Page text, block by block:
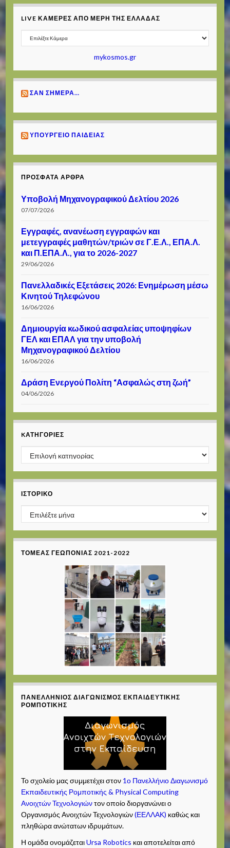
LIVE ΚΆΜΕΡΕΣ ΑΠΌ ΜΈΡΗ ΤΗΣ ΕΛΛΆΔΑΣ
mykosmos.gr
ΣΑΝ ΣΉΜΕΡΑ…
ΥΠΟΥΡΓΕΊΟ ΠΑΙΔΕΊΑΣ
ΠΡΌΣΦΑΤΑ ΆΡΘΡΑ
Υποβολή Μηχανογραφικού Δελτίου 2026
07/07/2026
Εγγραφές, ανανέωση εγγραφών και
μετεγγραφές μαθητών/τριών σε Γ.Ε.Λ., ΕΠΑ.Λ.
και Π.ΕΠΑ.Λ., για το 2026-2027
29/06/2026
Πανελλαδικές Εξετάσεις 2026: Ενημέρωση μέσω
Κινητού Τηλεφώνου
16/06/2026
Δημιουργία κωδικού ασφαλείας υποψηφίων
ΓΕΛ και ΕΠΑΛ για την υποβολή
Μηχανογραφικού Δελτίου
16/06/2026
Δράση Ενεργού Πολίτη “Ασφαλώς στη ζωή”
04/06/2026
KΑΤΗΓΟΡΊΕΣ
Kατηγορίες
ΙΣΤΟΡΙΚΌ
Ιστορικό
ΤΟΜΈΑΣ ΓΕΩΠΟΝΊΑΣ 2021-2022
ΠΑΝΕΛΛΉΝΙΟΣ ΔΙΑΓΩΝΙΣΜΌΣ ΕΚΠΑΙΔΕΥΤΙΚΉΣ
ΡΟΜΠΟΤΙΚΉΣ
Το σχολείο μας συμμετέχει στον 1ο Πανελλήνιο Διαγωνισμό
Εκπαιδευτικής Ρομποτικής & Physical Computing
Ανοιχτών Τεχνολογιώντον οποίο διοργανώνει ο
Οργανισμός Ανοιχτών Τεχνολογιών(ΕΕΛΛΑΚ) καθώς και
πληθώρα ανώτατων ιδρυμάτων.
Η ομάδα ονομάζεταιUrsa Robotics και αποτελείται από